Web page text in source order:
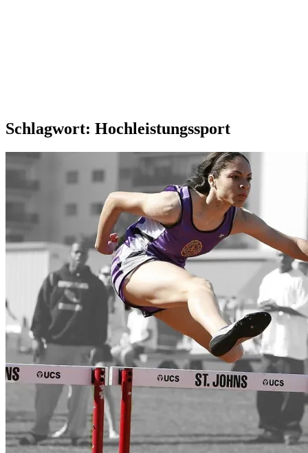
Schlagwort: Hochleistungssport